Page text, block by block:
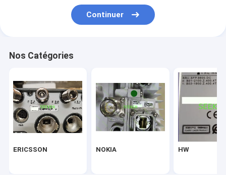
Hisilicon
CIENA
Fiberhome
Continuer
Nos Catégories
ERICSSON NOKIA HW